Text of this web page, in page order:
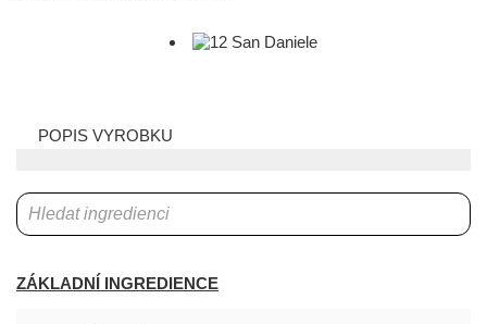
POPIS VYROBKU
ZÁKLADNÍ INGREDIENCE